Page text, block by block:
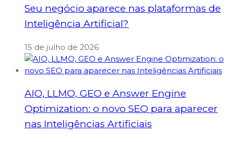
Seu negócio aparece nas plataformas de
Inteligência Artificial?
15 de julho de 2026
AIO, LLMO, GEO e Answer Engine
Optimization: o novo SEO para aparecer
nas Inteligências Artificiais